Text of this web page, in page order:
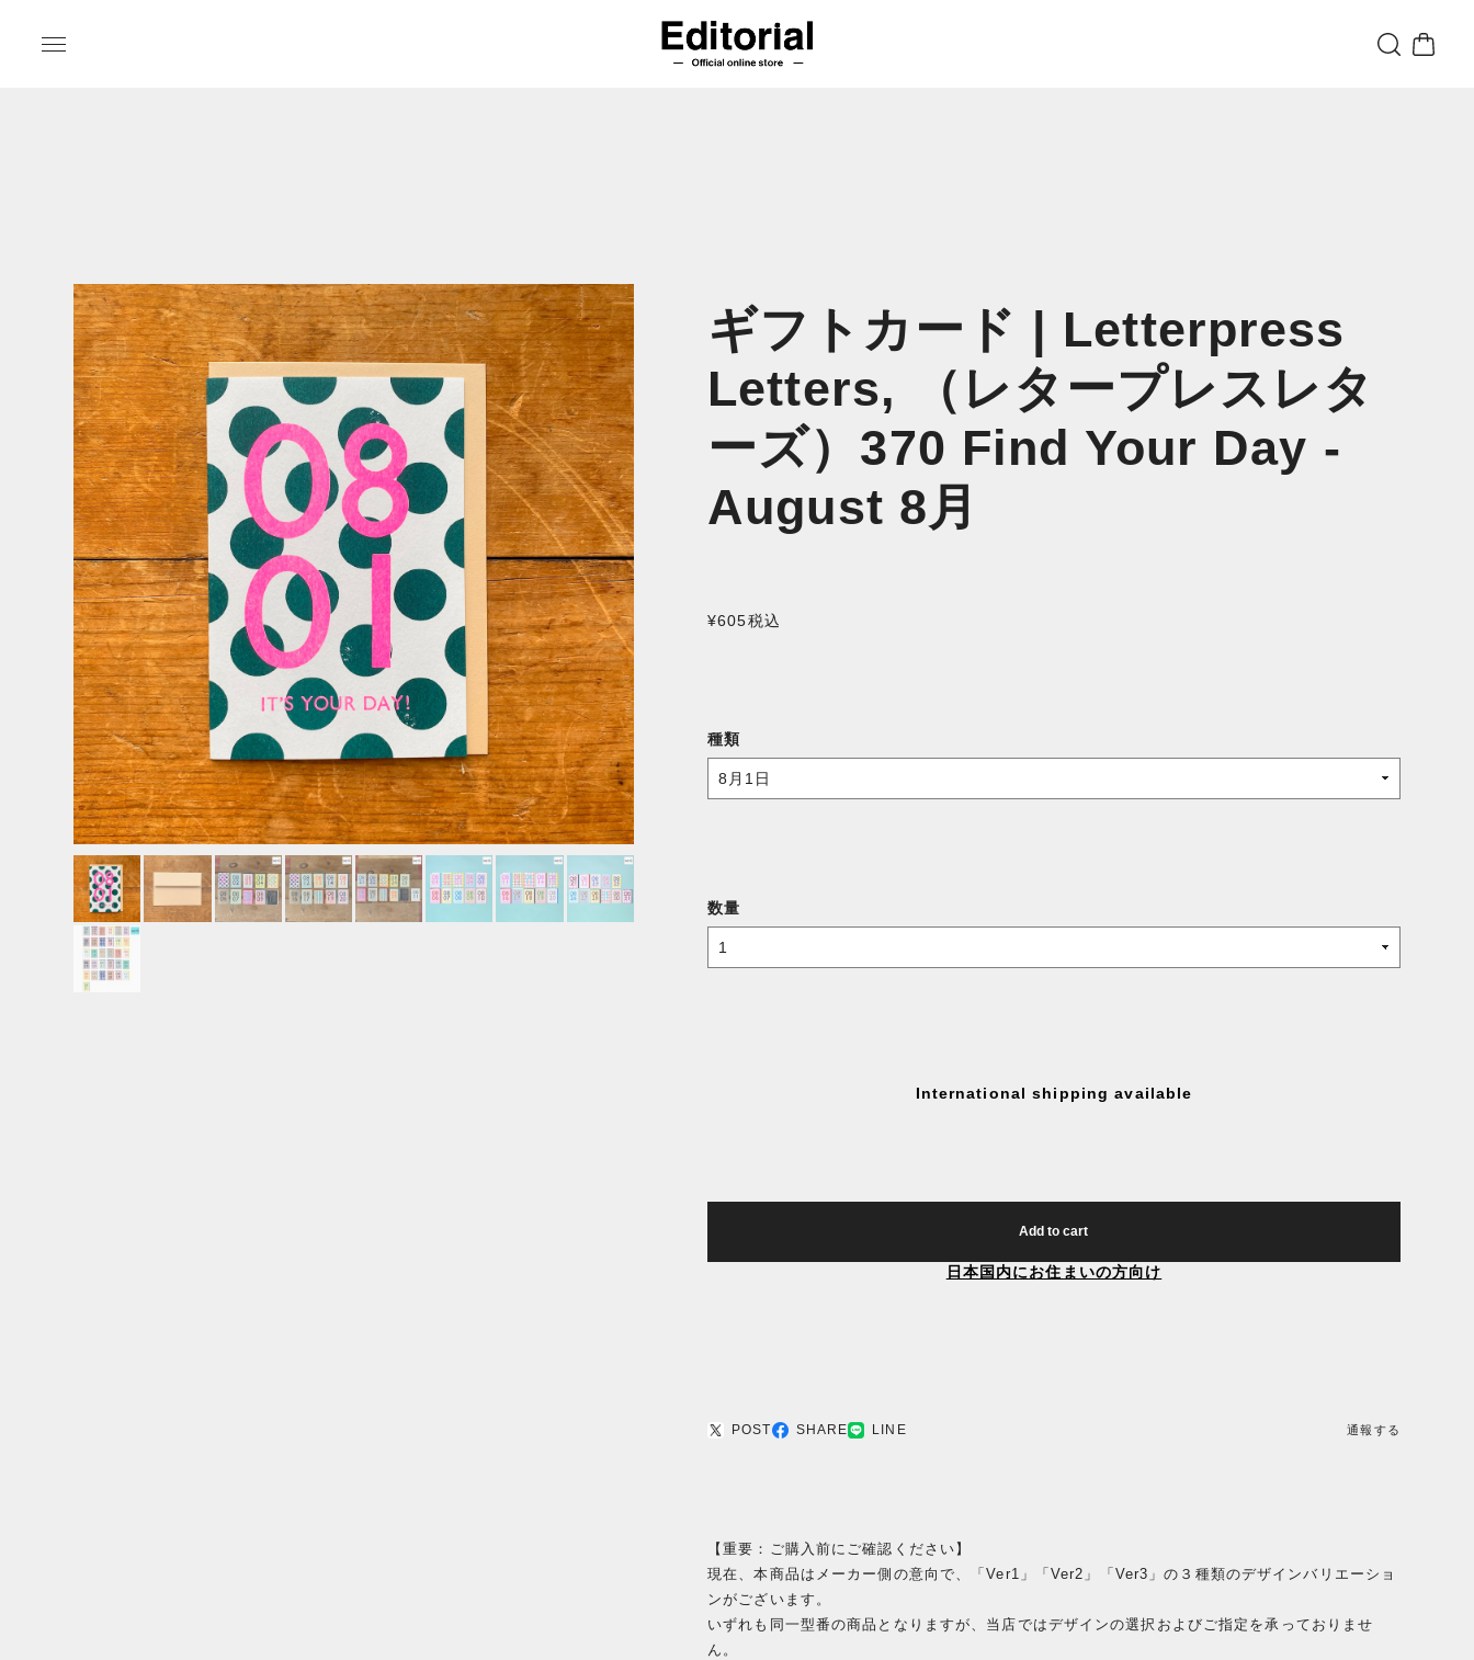
ギフトカード | Letterpress
Letters, （レタープレスレタ
ーズ）370 Find Your Day -
August 8月
¥605税込
種類
数量
International shipping available
Add to cart
日本国内にお住まいの方向け
POST SHARE LINE 通報する
【重要：ご購入前にご確認ください】
現在、本商品はメーカー側の意向で、「Ver1」「Ver2」「Ver3」の３種類のデザインバリエーショ
ンがございます。
いずれも同一型番の商品となりますが、当店ではデザインの選択およびご指定を承っておりませ
ん。